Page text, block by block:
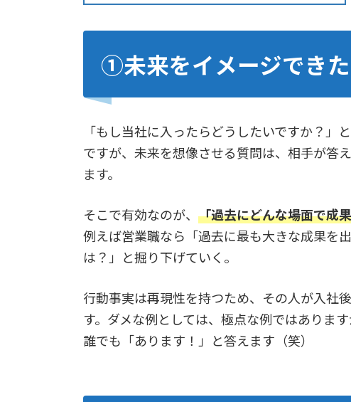
①未来をイメージでき
「もし当社に入ったらどうしたいですか？」
ですが、未来を想像させる質問は、相手が答
ます。
そこで有効なのが、 「過去にどんな場面で成
例えば営業職なら「過去に最も大きな成果を
は？」と掘り下げていく。
行動事実は再現性を持つため、その人が入社
す。ダメな例としては、極点な例ではありま
誰でも「あります！」と答えます（笑）